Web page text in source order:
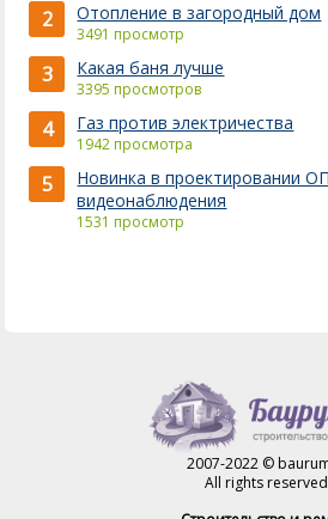
2 Отопление в загородный дом
3491 просмотр
3 Какая баня лучше
3395 просмотров
4 Газ против электричества
1942 просмотра
5
Новинка в проектировании
видеонаблюдения
1531 просмотр
2007-2022 ©
All rights